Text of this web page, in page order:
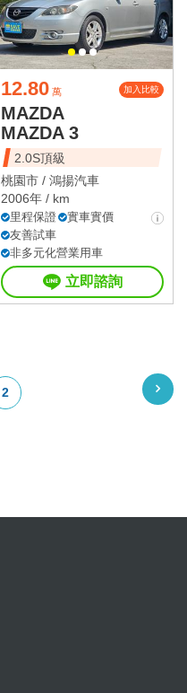
12.80 萬 加入比較
MAZDA
MAZDA 3
2.0S頂級
桃園市 / 鴻揚汽車
2006年 / km
里程保證
實車實價
友善試車
非多元化營業用車
立即諮詢
2